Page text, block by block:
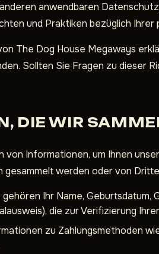
anwendbaren
und Praktiken bezüglich
The Dog House Megaways
Sollten Sie Fragen zu dieser
DIE WIR
von Informationen, um Ihnen
gesammelt werden oder von
gehören Ihr Name,
die zur Verifizierung
zu Zahlungsmethoden